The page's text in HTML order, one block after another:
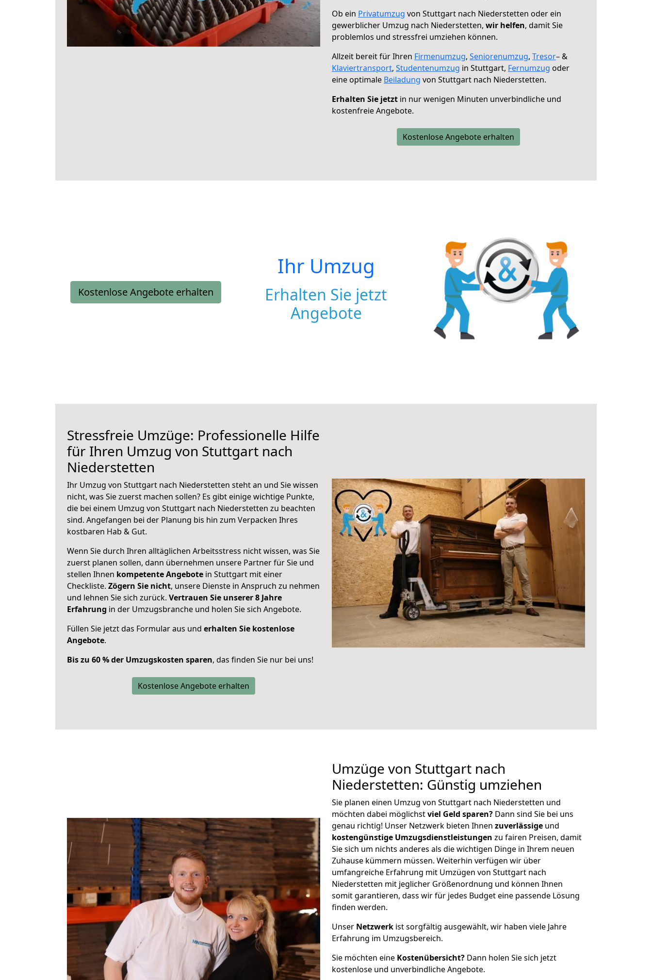
Ob ein Privatumzug von Stuttgart nach Niederstetten oder ein
gewerblicher Umzug nach Niederstetten, wir helfen, damit Sie
problemlos und stressfrei umziehen können.
Allzeit bereit für Ihren Firmenumzug, Seniorenumzug, Tresor– &
Klaviertransport, Studentenumzug in Stuttgart, Fernumzug oder
eine optimale Beiladung von Stuttgart nach Niederstetten.
Erhalten Sie jetzt in nur wenigen Minuten unverbindliche und
kostenfreie Angebote.
Kostenlose Angebote erhalten
Kostenlose Angebote erhalten
Ihr Umzug
Erhalten Sie jetzt
Angebote
Stressfreie Umzüge: Professionelle Hilfe
für Ihren Umzug von Stuttgart nach
Niederstetten
Ihr Umzug von Stuttgart nach Niederstetten steht an und Sie wissen
nicht, was Sie zuerst machen sollen? Es gibt einige wichtige Punkte,
die bei einem Umzug von Stuttgart nach Niederstetten zu beachten
sind. Angefangen bei der Planung bis hin zum Verpacken Ihres
kostbaren Hab & Gut.
Wenn Sie durch Ihren alltäglichen Arbeitsstress nicht wissen, was Sie
zuerst planen sollen, dann übernehmen unsere Partner für Sie und
stellen Ihnen kompetente Angebote in Stuttgart mit einer
Checkliste. Zögern Sie nicht, unsere Dienste in Anspruch zu nehmen
und lehnen Sie sich zurück. Vertrauen Sie unserer 8 Jahre
Erfahrung in der Umzugsbranche und holen Sie sich Angebote.
Füllen Sie jetzt das Formular aus und erhalten Sie kostenlose
Angebote.
Bis zu 60 % der Umzugskosten sparen, das finden Sie nur bei uns!
Kostenlose Angebote erhalten
Umzüge von Stuttgart nach
Niederstetten: Günstig umziehen
Sie planen einen Umzug von Stuttgart nach Niederstetten und
möchten dabei möglichstviel Geld sparen? Dann sind Sie bei uns
genau richtig! Unser Netzwerk bieten Ihnen zuverlässige und
kostengünstige Umzugsdienstleistungen zu fairen Preisen, damit
Sie sich um nichts anderes als die wichtigen Dinge in Ihrem neuen
Zuhause kümmern müssen. Weiterhin verfügen wir über
umfangreiche Erfahrung mit Umzügen von Stuttgart nach
Niederstetten mit jeglicher Größenordnung und können Ihnen
somit garantieren, dass wir für jedes Budget eine passende Lösung
finden werden.
Unser Netzwerk ist sorgfältig ausgewählt, wir haben viele Jahre
Erfahrung im Umzugsbereich.
Sie möchten eine Kostenübersicht? Dann holen Sie sich jetzt
kostenlose und unverbindliche Angebote.